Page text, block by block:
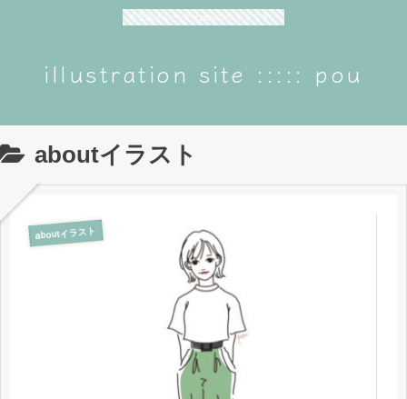
イラストレーターpouのサイトです。
illustration site ::::: pou
aboutイラスト
aboutイラスト